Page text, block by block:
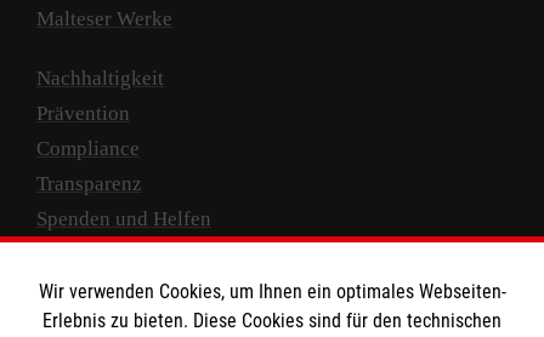
Malteser Werke
Nachhaltigkeit
Prävention
Compliance
Transparenz
Spenden und Helfen
Empfänger: Malteser Hilfsdienst e.V.
Wir verwenden Cookies, um Ihnen ein optimales Webseiten-
Erlebnis zu bieten. Diese Cookies sind für den technischen